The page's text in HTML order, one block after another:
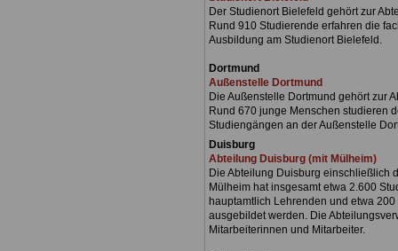
Der Studienort Bielefeld gehört zur
Rund 910 Studierende erfahren die
Ausbildung am Studienort Bielefeld.
Dortmund
Außenstelle Dortmund
Die Außenstelle Dortmund gehört zur
Rund 670 junge Menschen studieren
Studiengängen an der Außenstelle
Duisburg
Abteilung Duisburg (mit Mülheim)
Die Abteilung Duisburg einschließlich
Mülheim hat insgesamt etwa 2.600
hauptamtlich Lehrenden und etwa
ausgebildet werden. Die
Mitarbeiterinnen und Mitarbeiter.